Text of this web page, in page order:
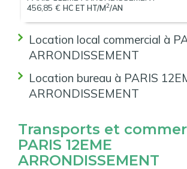
456,85 € HC ET HT/M2/AN
Location local commercial à
ARRONDISSEMENT
Location bureau à PARIS
ARRONDISSEMENT
Transports et
PARIS 12EME
ARRONDISSEMENT